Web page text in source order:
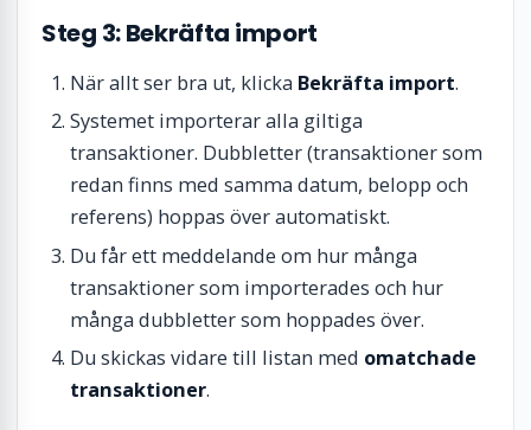
Steg 3: Bekräfta import
När allt ser bra ut, klicka Bekräfta import.
Systemet importerar alla giltiga
transaktioner. Dubbletter (transaktioner som
redan finns med samma datum, belopp och
referens) hoppas över automatiskt.
Du får ett meddelande om hur många
transaktioner som importerades och hur
många dubbletter som hoppades över.
Du skickas vidare till listan med omatchade
transaktioner.